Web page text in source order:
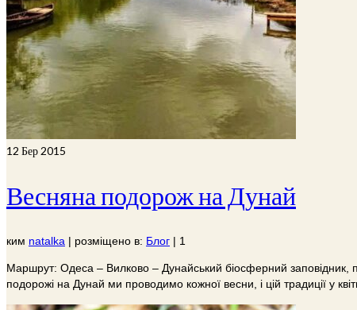
12 Бер 2015
Весняна подорож на Дунай
ким natalka | розміщено в: Блог | 1
Маршрут: Одеса – Вилково – Дунайський біосферний заповідник,
подорожі на Дунай ми проводимо кожної весни, і цій традиції у